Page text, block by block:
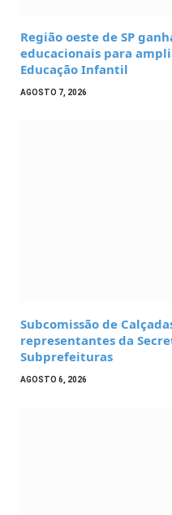
Região oeste de SP
educacionais para
Educação Infantil
AGOSTO 7, 2026
Subcomissão de
representantes da
Subprefeituras
AGOSTO 6, 2026